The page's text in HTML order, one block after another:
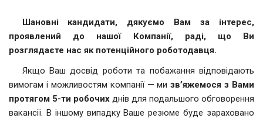
Шановні кандидати, дякуємо Вам за інтерес,
проявлений до нашої Компанії, раді, що Ви
розглядаєте нас як потенційного роботодавця.
Якщо Ваш досвід роботи та побажання відповідають
вимогам і можливостям компанії — мизв’яжемося з Вами
протягом 5-ти робочих днів для подальшого обговорення
вакансії. В іншому випадку Ваше резюме буде зараховано